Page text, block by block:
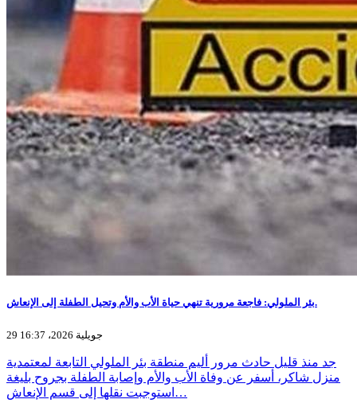
بئر الملولي: فاجعة مرورية تنهي حياة الأب والأم وتحيل الطفلة إلى الإنعاش.
29 جويلية 2026، 16:37
جد منذ قليل حادث مرور أليم منطقة بئر الملولي التابعة لمعتمدية
منزل شاكر، أسفر عن وفاة الأب والأم وإصابة الطفلة بجروح بليغة
استوجبت نقلها إلى قسم الإنعاش…